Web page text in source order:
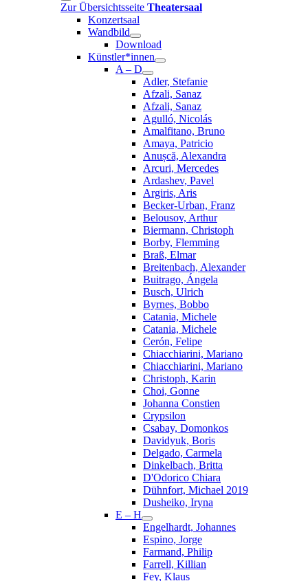
Zur Übersichtsseite Theatersaal
Konzertsaal
Wandbild
Download
Künstler*innen
A – D
Adler, Stefanie
Afzali, Sanaz
Afzali, Sanaz
Agulló, Nicolás
Amalfitano, Bruno
Amaya, Patricio
Anușcă, Alexandra
Arcuri, Mercedes
Ardashev, Pavel
Argiris, Aris
Becker-Urban, Franz
Belousov, Arthur
Biermann, Christoph
Borby, Flemming
Braß, Elmar
Breitenbach, Alexander
Buitrago, Ángela
Busch, Ulrich
Byrnes, Bobbo
Catania, Michele
Catania, Michele
Cerón, Felipe
Chiacchiarini, Mariano
Chiacchiarini, Mariano
Christoph, Karin
Choi, Gonne
Johanna Constien
Crypsilon
Csabay, Domonkos
Davidyuk, Boris
Delgado, Carmela
Dinkelbach, Britta
D'Odorico Chiara
Dühnfort, Michael 2019
Dusheiko, Iryna
E – H
Engelhardt, Johannes
Espino, Jorge
Farmand, Philip
Farrell, Killian
Fey, Klaus